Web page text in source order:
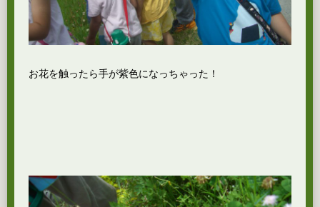
お花を触ったら手が紫色になっちゃった！